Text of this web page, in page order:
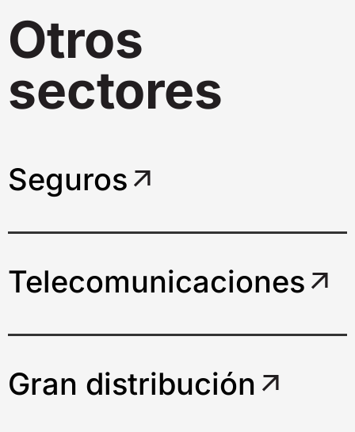
Otros
sectores
Seguros
Telecomunicaciones
Gran distribución